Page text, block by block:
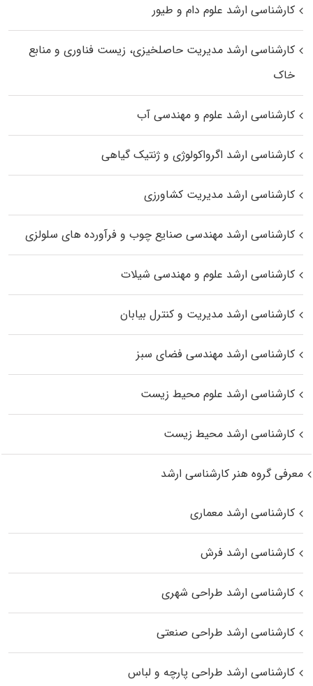
کارشناسی ارشد علوم دام و طیور
کارشناسی ارشد مدیریت حاصلخیزی، زیست فناوری و منابع
خاک
کارشناسی ارشد علوم و مهندسی آب
کارشناسی ارشد اگرواکولوژی و ژنتیک گیاهی
کارشناسی ارشد مدیریت کشاورزی
کارشناسی ارشد مهندسی صنایع چوب و فرآورده‌ های سلولزی
کارشناسی ارشد علوم و مهندسی شیلات
کارشناسی ارشد مدیریت و کنترل بیابان
کارشناسی ارشد مهندسی فضای سبز
کارشناسی ارشد علوم محیط‌ زیست
کارشناسی ارشد محیط زیست
معرفی گروه هنر کارشناسی ارشد
کارشناسی ارشد معماری
کارشناسی ارشد فرش
کارشناسی ارشد طراحی شهری
کارشناسی ارشد طراحی صنعتی
کارشناسی ارشد طراحی پارچه و لباس